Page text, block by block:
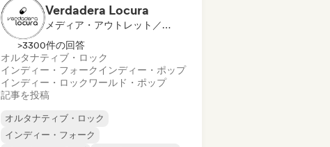
Verdadera Locura
メディア・アウトレット／ジャーナリスト
>3300件の回答
オルタナティブ・ロック
インディー・フォークインディー・ポップ
インディー・ロック ワールド・ポップ
記事を投稿
オルタナティブ・ロック
インディー・フォーク